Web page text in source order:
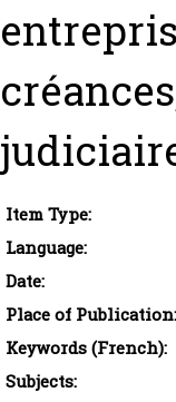
Item Type:
Language:
Date:
Place of Publication:
Keywords (French):
Subjects: